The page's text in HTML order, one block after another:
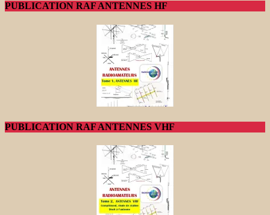
PUBLICATION RAF ANTENNES HF
PUBLICATION RAF ANTENNES VHF